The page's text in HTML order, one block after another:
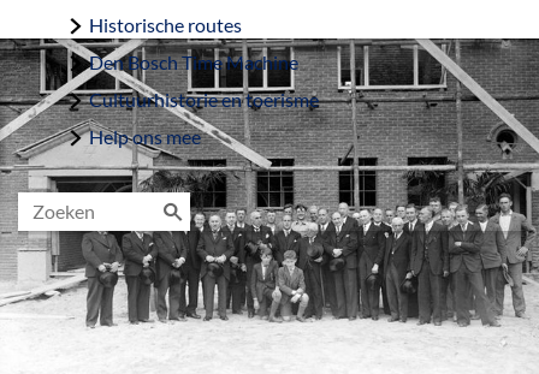
Historische routes
Den Bosch Time Machine
Cultuurhistorie en toerisme
Help ons mee
Z
o
e